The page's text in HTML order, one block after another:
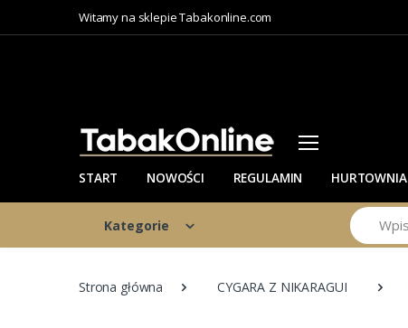
Witamy na sklepie Tabakonline.com
START NOWOŚCI REGULAMIN HURTOWNIA
Kategorie
Szukaj
Strona główna CYGARA Z NIKARAGUI